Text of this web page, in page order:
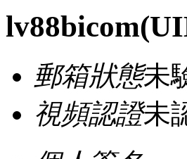
lv88bicom
郵箱狀態未
視頻認證未